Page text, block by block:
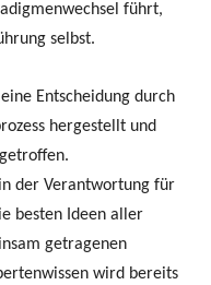
führt,
selbst.
Entscheidung durch
hergestellt und
der Verantwortung für
besten Ideen aller
getragenen
wird bereits